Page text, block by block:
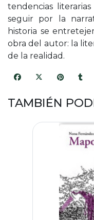
tendencias
seguir por la
historia se
obra del autor: la
de la realidad.
TAMBIÉN